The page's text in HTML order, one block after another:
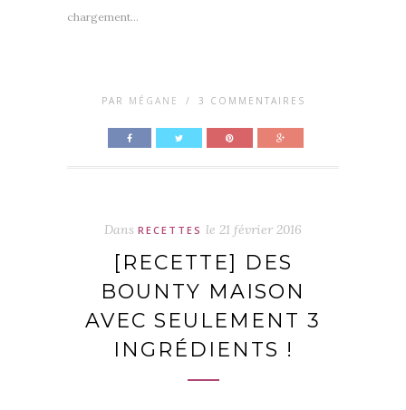
chargement…
PAR MÉGANE / 3 COMMENTAIRES
Dans RECETTES le 21 février 2016
[RECETTE] DES
BOUNTY MAISON
AVEC SEULEMENT 3
INGRÉDIENTS !